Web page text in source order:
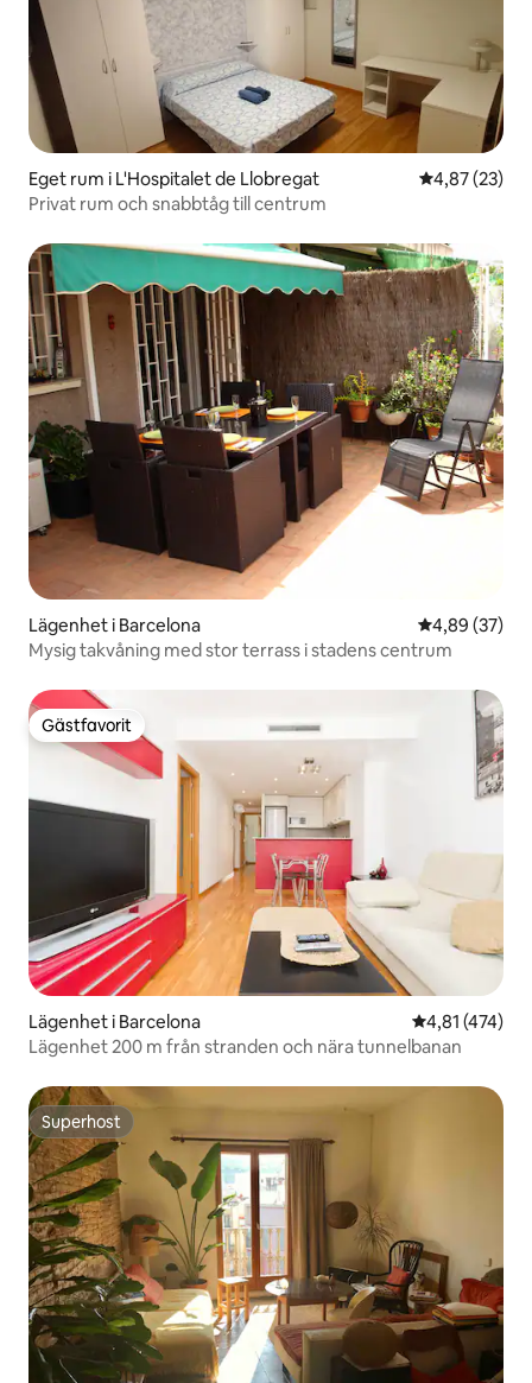
Eget rum i L'Hospitalet de Llobregat 4,87 av 5 i
4,87 (23)
Privat rum och snabbtåg till centrum
Lägenhet i Barcelona 4,89 av 5 i
4,89 (37)
Mysig takvåning med stor terrass i stadens centrum
Gästfavorit
Gästfavorit
Lägenhet i Barcelona 4,81 av 5 i
4,81 (474)
Lägenhet 200 m från stranden och nära tunnelbanan
Superhost
Superhost